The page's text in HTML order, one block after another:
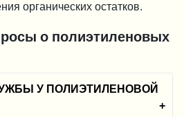
органических остатков.
о полиэтиленовых
У ПОЛИЭТИЛЕНОВОЙ